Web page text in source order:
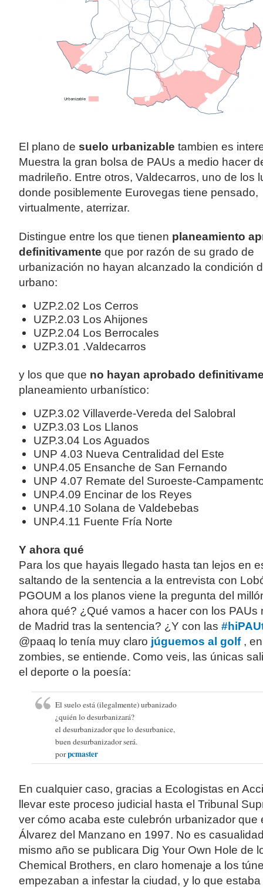
El plano de suelo urbanizable tambien es
Muestra la gran bolsa de PAUs a medio hacer
madrileño. Entre otros, Valdecarros, uno de los
donde posiblemente Eurovegas tiene pensado,
virtualmente, aterrizar.
Distingue entre los que tienen planeamiento
definitivamente que por razón de su grado de
urbanización no hayan alcanzado la condición
urbano:
UZP.2.02 Los Cerros
UZP.2.03 Los Ahijones
UZP.2.04 Los Berrocales
UZP.3.01 .Valdecarros
y los que que no hayan aprobado
planeamiento urbanístico:
UZP.3.02 Villaverde-Vereda del Salobral
UZP.3.03 Los Llanos
UZP.3.04 Los Aguados
UNP 4.03 Nueva Centralidad del Este
UNP.4.05 Ensanche de San Fernando
UNP 4.07 Remate del Suroeste-
UNP.4.09 Encinar de los Reyes
UNP.4.10 Solana de Valdebebas
UNP.4.11 Fuente Fría Norte
Y ahora qué
Para los que hayais llegado hasta tan lejos en
saltando de la sentencia a la entrevista con
PGOUM a los planos viene la pregunta del
ahora qué? ¿Qué vamos a hacer con los PAUs
de Madrid tras la sentencia? ¿Y con las
@paaq lo tenía muy claro júguemos al golf ,
zombies, se entiende. Como veis, las únicas
el deporte o la poesía:
El suelo está (ilegalmente) urbanizado
¿quién lo desurbanizará?
el desurbanizador que lo desurbanice,
buen desurbanizador será.
porpcmaster
En cualquier caso, gracias a Ecologistas en
llevar este proceso judicial hasta el Tribunal
ver cómo acaba este culebrón urbanizador que
Álvarez del Manzano en 1997. No es
mismo año se publicara Dig Your Own Hole de
Chemical Brothers, en claro homenaje a los
empezaban a infestar la ciudad, y lo que estaba